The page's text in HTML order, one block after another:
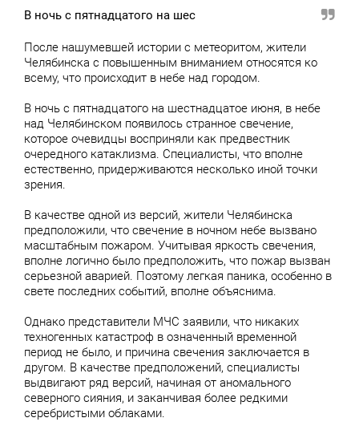
В ночь с пятнадцатого на шес
После нашумевшей истории с метеоритом, жители
Челябинска с повышенным вниманием относятся ко
всему, что происходит в небе над городом.
В ночь с пятнадцатого на шестнадцатое июня, в небе
над Челябинском появилось странное свечение,
которое очевидцы восприняли как предвестник
очередного катаклизма. Специалисты, что вполне
естественно, придерживаются несколько иной точки
зрения.
В качестве одной из версий, жители Челябинска
предположили, что свечение в ночном небе вызвано
масштабным пожаром. Учитывая яркость свечения,
вполне логично было предположить, что пожар вызван
серьезной аварией. Поэтому легкая паника, особенно в
свете последних событий, вполне объяснима.
Однако представители МЧС заявили, что никаких
техногенных катастроф в означенный временной
период не было, и причина свечения заключается в
другом. В качестве предположений, специалисты
выдвигают ряд версий, начиная от аномального
северного сияния, и заканчивая более редкими
серебристыми облаками.